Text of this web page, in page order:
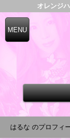
オレンジ
はるな のプロフィ